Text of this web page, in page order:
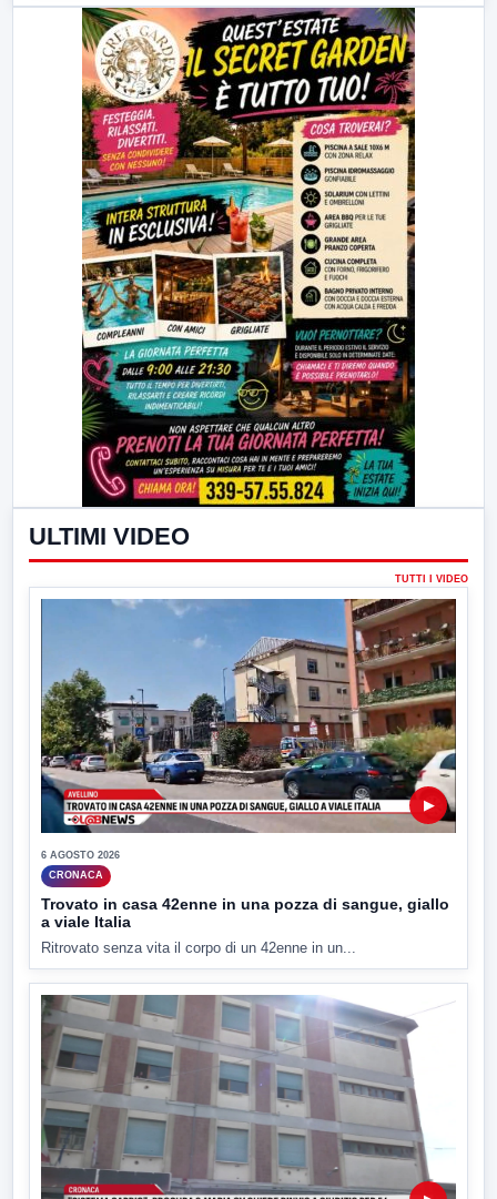
ULTIMI VIDEO
TUTTI I VIDEO
▶
6 AGOSTO 2026
CRONACA
Trovato in casa 42enne in una pozza di sangue, giallo
a viale Italia
Ritrovato senza vita il corpo di un 42enne in un...